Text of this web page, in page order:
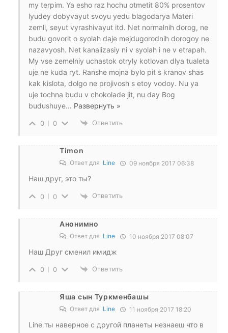
my terpim. Ya esho raz hochu otmetit 80% prosentov
lyudey dobyvayut svoyu yedu blagodarya Materi
zemli, seyut vyrashivayut itd. Net normalnih dorog, ne
budu govorit o syolah daje mejdugorodnih dorogoy ne
nazavyosh. Net kanalizasiy ni v syolah i ne v etrapah.
My vse zemelniy uchastok otryly kotlovan dlya tualeta
uje ne kuda ryt. Ranshe mojna bylo pit s kranov shas
kak kislota, dolgo ne projivosh s etoy vodoy. Nu ya
uje tochna budu v chokolade jit, nu day Bog
budushuye… Развернуть »
0 0 Ответить
Timon
Ответ для Line 09 ноября 2017 06:38
Наш друг, это ты?
0 0 Ответить
Анонимно
Ответ для Line 10 ноября 2017 08:07
Наш Друг сменил имидж
0 0 Ответить
Яша сын Туркменбашы
Ответ для Line 11 ноября 2017 18:20
Line ты наверное с другой планеты незнаеш что в